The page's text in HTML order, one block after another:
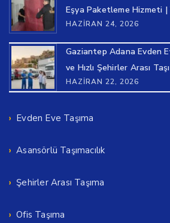
Eşya Paketleme Hizmeti |
HAZIRAN 24, 2026
Gaziantep Adana Evden
ve Hızlı Şehirler Arası
HAZIRAN 22, 2026
Evden Eve Taşıma
Asansörlü Taşımacılık
Şehirler Arası Taşıma
Ofis Taşıma